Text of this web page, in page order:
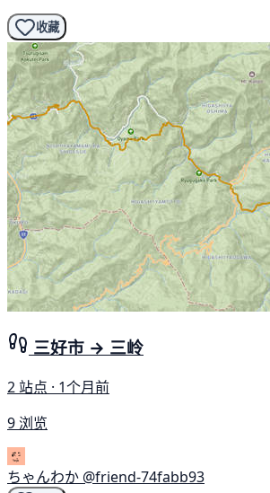
收藏
三好市 → 三岭
2 站点 · 1个月前
9 浏览
ちゃんわか @friend-74fabb93